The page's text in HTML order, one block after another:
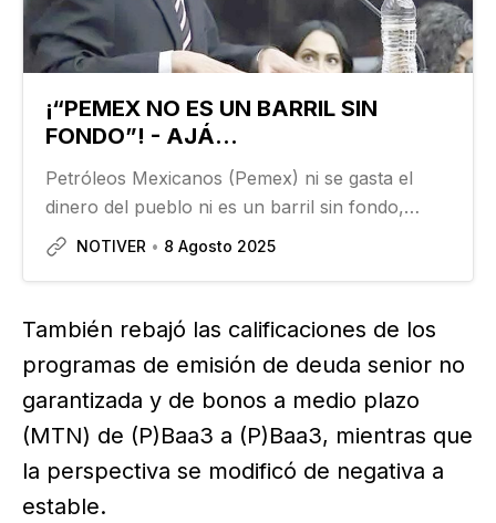
¡“PEMEX NO ES UN BARRIL SIN
FONDO”! - AJÁ...
Petróleos Mexicanos (Pemex) ni se gasta el
dinero del pueblo ni es un barril sin fondo,
aseguró su director, Víctor Rodríguez Padilla.
Un día después de que el Gobierno anunciara
recursos frescos…
NOTIVER 8 Agosto 2025
También rebajó las calificaciones de los
programas de emisión de deuda senior no
garantizada y de bonos a medio plazo
(MTN) de (P)Baa3 a (P)Baa3, mientras que
la perspectiva se modificó de negativa a
estable.